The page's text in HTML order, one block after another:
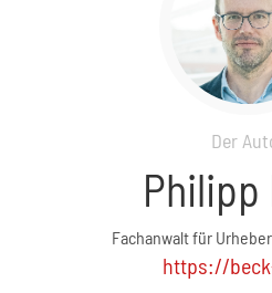
Der
Philipp
Fachanwalt für
https://